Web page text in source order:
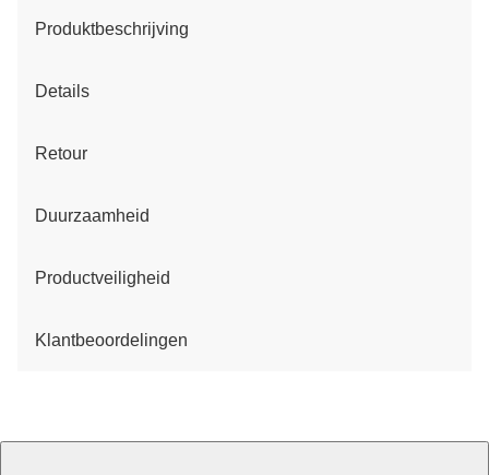
Produktbeschrijving
Details
Retour
Duurzaamheid
Productveiligheid
Klantbeoordelingen